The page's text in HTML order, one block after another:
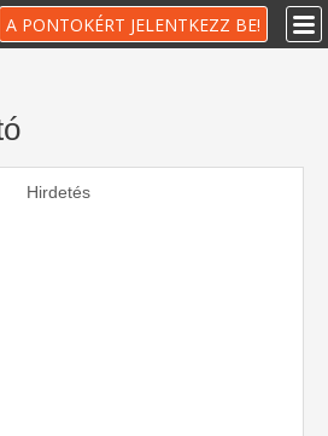
A PONTOKÉRT JELENTKEZZ BE!
Hirdetés